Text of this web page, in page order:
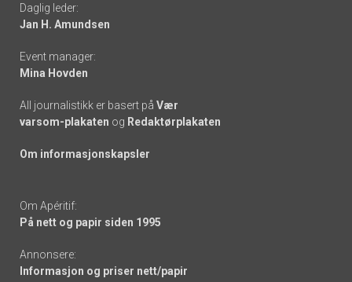
links
Daglig leder:
Jan H. Amundsen
Event manager:
Mina Hovden
All journalistikk er basert på Vær
varsom-plakaten og Redaktørplakaten
Om informasjonskapsler
Om Apéritif:
På nett og papir siden 1995
Annonsere:
Informasjon og priser nett/papir